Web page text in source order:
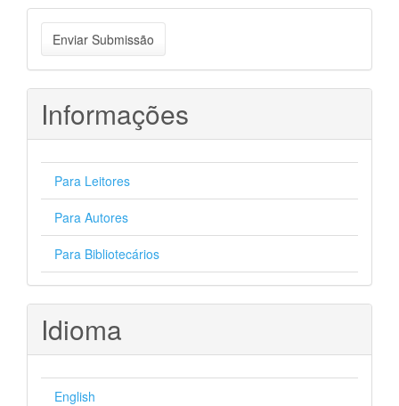
Enviar
Submissão
Enviar Submissão
Informações
Para Leitores
Para Autores
Para Bibliotecários
Idioma
English